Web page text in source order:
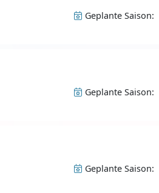
Geplante Saison:
Geplante Saison:
Geplante Saison: